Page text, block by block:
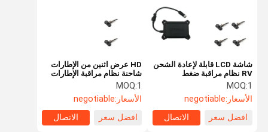
شاشة LCD قابلة لإعادة الشحن
RV نظام مراقبة ضغط
الإطارات
MOQ:1
الأسعار:negotiable
افضل سعر
الاتصال
HD عرض اثنين من الإطارات
شاحنة نظام مراقبة الإطارات
TPMS RV
MOQ:1
الأسعار:negotiable
افضل سعر
الاتصال